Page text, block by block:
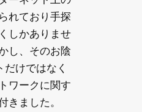
れており手探
しかありませ
し、そのお陰
けではなく
ワークに関す
きました。